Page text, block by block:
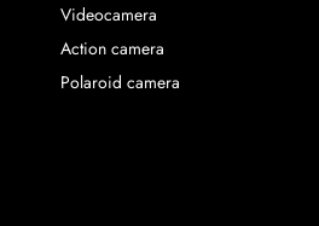
Videocamera
Action camera
Polaroid camera